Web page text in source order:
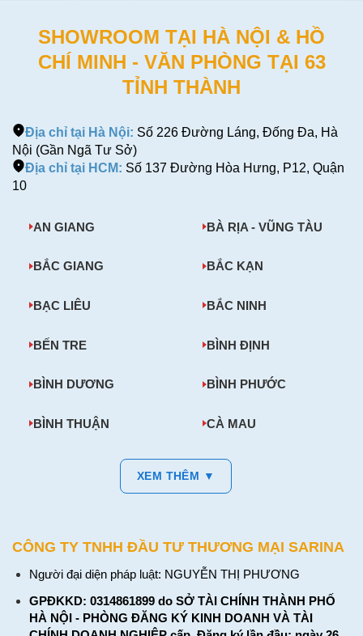
SHOWROOM TẠI HÀ NỘI & HỒ
CHÍ MINH - VĂN PHÒNG TẠI 63
TỈNH THÀNH
Địa chỉ tại Hà Nội: Số 226 Đường Láng, Đống Đa, Hà
Nội (Gần Ngã Tư Sở)
Địa chỉ tại HCM: Số 137 Đường Hòa Hưng, P12, Quận
10
AN GIANG BÀ RỊA - VŨNG TÀU
BẮC GIANG BẮC KẠN
BẠC LIÊU BẮC NINH
BẾN TRE BÌNH ĐỊNH
BÌNH DƯƠNG BÌNH PHƯỚC
BÌNH THUẬN CÀ MAU
XEM THÊM ▼
CÔNG TY TNHH ĐẦU TƯ THƯƠNG MẠI SARINA
Người đại diện pháp luật: NGUYỄN THỊ PHƯƠNG
GPĐKKD: 0314861899 do SỞ TÀI CHÍNH THÀNH PHỐ
HÀ NỘI - PHÒNG ĐĂNG KÝ KINH DOANH VÀ TÀI